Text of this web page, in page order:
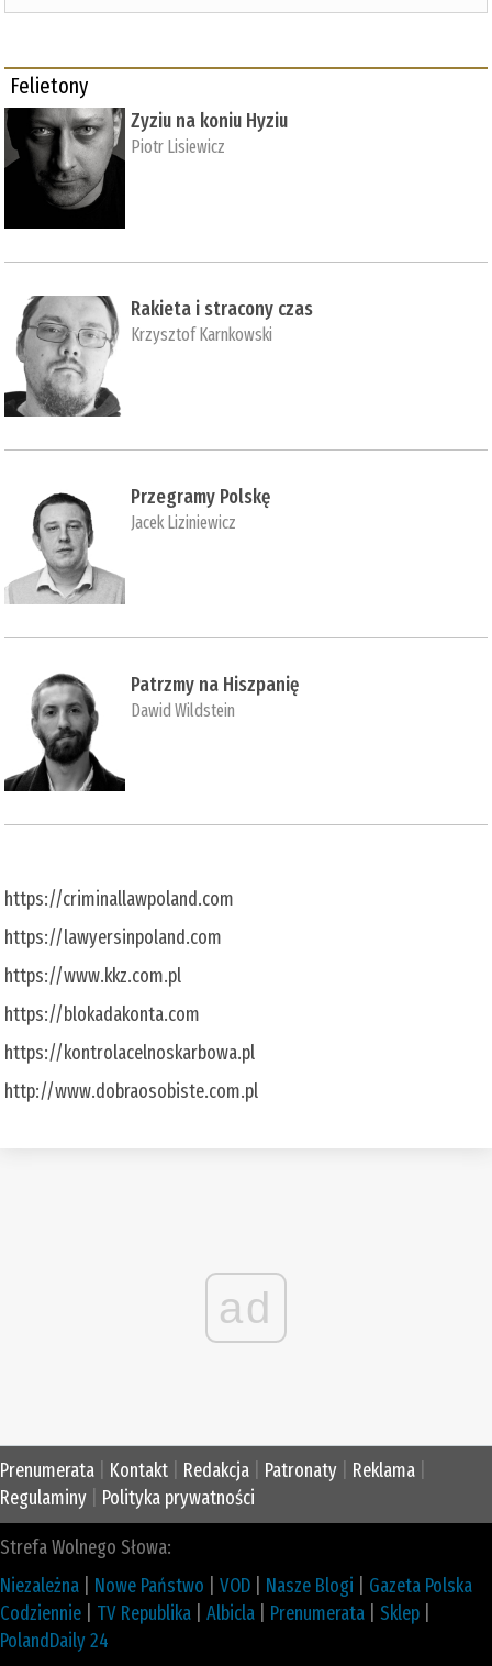
Felietony
Zyziu na koniu Hyziu
Piotr Lisiewicz
Rakieta i stracony czas
Krzysztof Karnkowski
Przegramy Polskę
Jacek Liziniewicz
Patrzmy na Hiszpanię
Dawid Wildstein
https://criminallawpoland.com
https://lawyersinpoland.com
https://www.kkz.com.pl
https://blokadakonta.com
https://kontrolacelnoskarbowa.pl
http://www.dobraosobiste.com.pl
ad
Prenumerata Kontakt Redakcja Patronaty Reklama
Regulaminy
Polityka prywatności
Strefa Wolnego Słowa:
Niezależna
Nowe Państwo VOD Nasze Blogi
Gazeta Polska
Codziennie
TV Republika Albicla Prenumerata Sklep
PolandDaily 24